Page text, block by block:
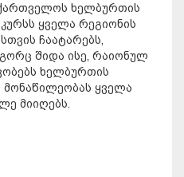
ხელბურთის
ყველა რეგიონის
ჩაატარებს,
შიდა ისე, რაიონულ
ხელბურთის
ყველა
მიიღებს.